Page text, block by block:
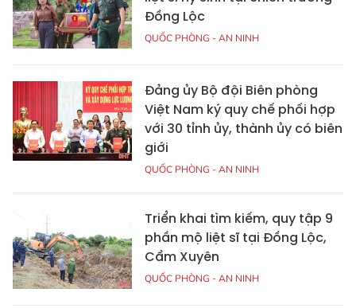
Đồng Lộc
QUỐC PHÒNG - AN NINH
Đảng ủy Bộ đội Biên phòng
Việt Nam ký quy chế phối hợp
với 30 tỉnh ủy, thành ủy có biên
giới
QUỐC PHÒNG - AN NINH
Triển khai tìm kiếm, quy tập 9
phần mộ liệt sĩ tại Đồng Lộc,
Cẩm Xuyên
QUỐC PHÒNG - AN NINH